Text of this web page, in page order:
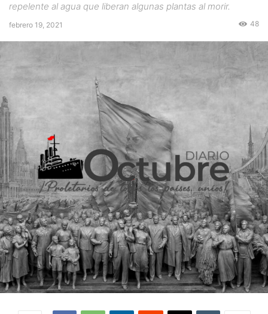
repelente al agua que liberan algunas plantas al morir.
febrero 19, 2021 48